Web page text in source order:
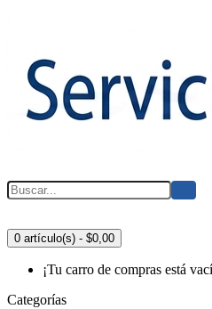
0 artículo(s) - $0,00
¡Tu carro de compras está
Categorías